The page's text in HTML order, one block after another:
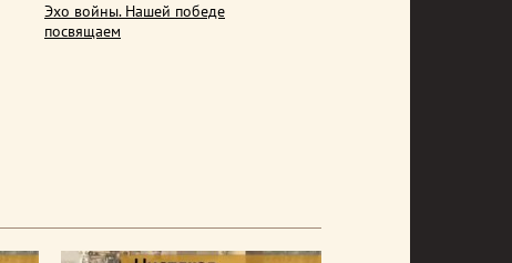
Эхо войны. Нашей победе
посвящаем